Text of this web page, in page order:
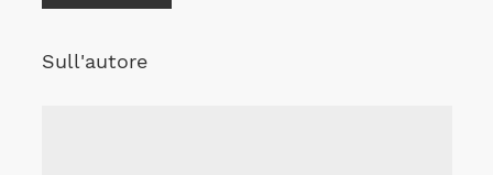
Sull'autore